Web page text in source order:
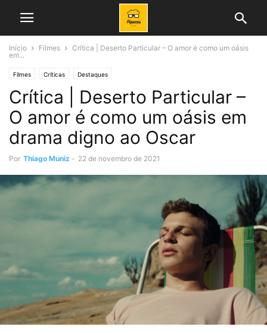
Início Filmes
Crítica | Deserto Particular – O amor é como um oásis
em...
Filmes Críticas Destaques
Crítica | Deserto Particular –
O amor é como um oásis em
drama digno ao Oscar
Por Thiago Muniz - 22 de novembro de 2021